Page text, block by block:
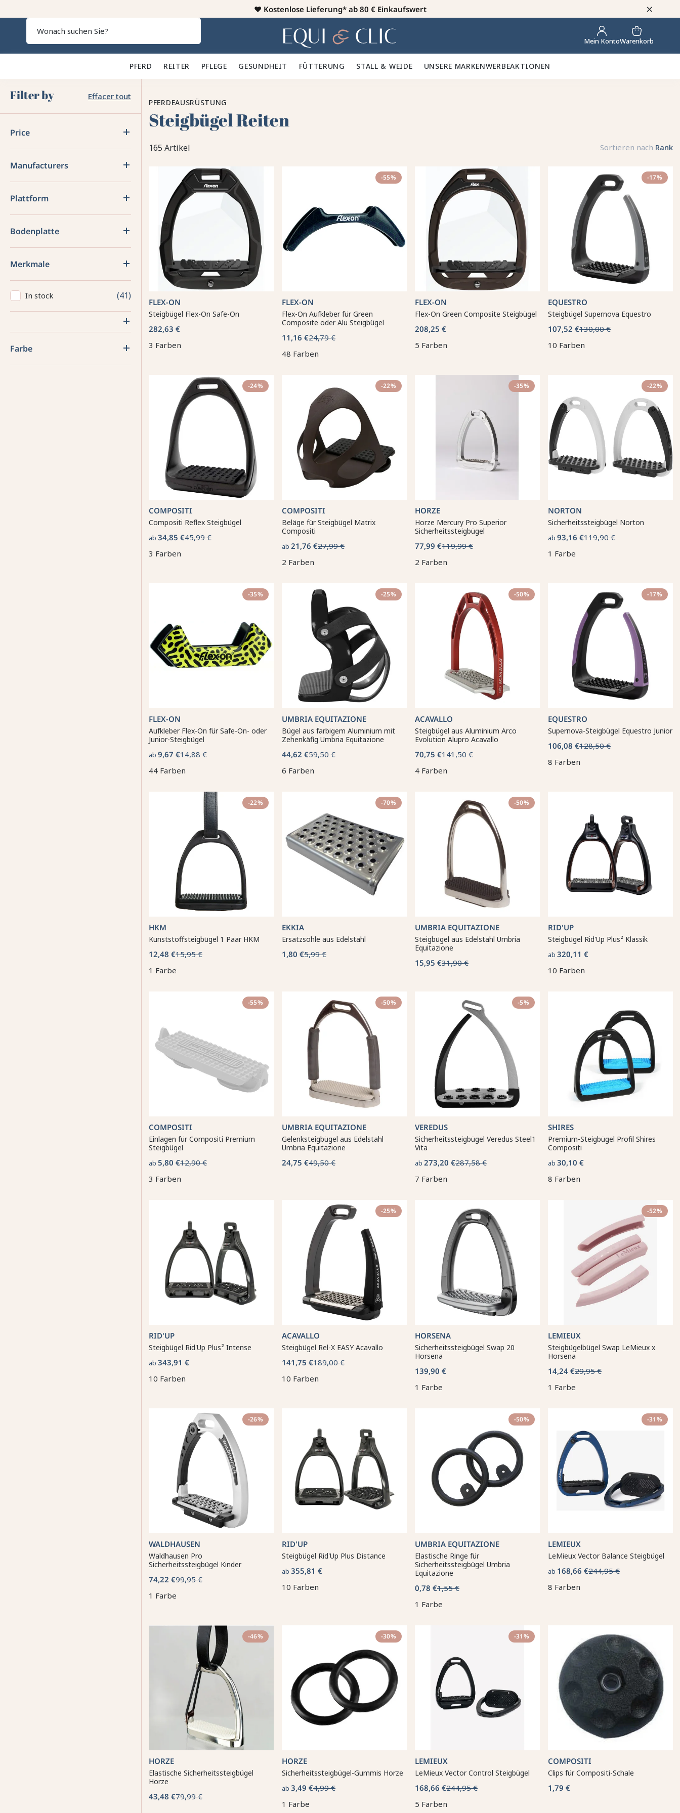
♥️ Kostenlose Lieferung* ab 80 € Einkaufswert ×
Heim Mein KontoWarenkorb
PFERD 🐎 REITER 👕 PFLEGE 🪮 GESUNDHEIT ✨ FÜTTERUNG 🥕 STALL & WEIDE 🍃 UNSERE MARKENWERBEAKTIONEN
Filter by Effacer tout
Price
Manufacturers
Plattform
Bodenplatte
Merkmale
In stock 41
Farbe
PFERDEAUSRÜSTUNG
Steigbügel Reiten
165 Artikel Sortieren nach Rank
FLEX-ON
Steigbügel Flex-On Safe-On
282,63 €
3 Farben
-55%
FLEX-ON
Flex-On Aufkleber für Green
Composite oder Alu Steigbügel
11,16 €24,79 €
48 Farben
FLEX-ON
Flex-On Green Composite Steigbügel
208,25 €
5 Farben
-17%
EQUESTRO
Steigbügel Supernova Equestro
107,52 €130,00 €
10 Farben
-24%
COMPOSITI
Compositi Reflex Steigbügel
ab 34,85 €45,99 €
3 Farben
-22%
COMPOSITI
Beläge für Steigbügel Matrix
Compositi
ab 21,76 €27,99 €
2 Farben
-35%
HORZE
Horze Mercury Pro Superior
Sicherheitssteigbügel
77,99 €119,99 €
2 Farben
-22%
NORTON
Sicherheitssteigbügel Norton
ab 93,16 €119,90 €
1 Farbe
-35%
FLEX-ON
Aufkleber Flex-On für Safe-On- oder
Junior-Steigbügel
ab 9,67 €14,88 €
44 Farben
-25%
UMBRIA EQUITAZIONE
Bügel aus farbigem Aluminium mit
Zehenkäfig Umbria Equitazione
44,62 €59,50 €
6 Farben
-50%
ACAVALLO
Steigbügel aus Aluminium Arco
Evolution Alupro Acavallo
70,75 €141,50 €
4 Farben
-17%
EQUESTRO
Supernova-Steigbügel Equestro Junior
106,08 €128,50 €
8 Farben
-22%
HKM
Kunststoffsteigbügel 1 Paar HKM
12,48 €15,95 €
1 Farbe
-70%
EKKIA
Ersatzsohle aus Edelstahl
1,80 €5,99 €
-50%
UMBRIA EQUITAZIONE
Steigbügel aus Edelstahl Umbria
Equitazione
15,95 €31,90 €
RID'UP
Steigbügel Rid'Up Plus² Klassik
ab 320,11 €
10 Farben
-55%
COMPOSITI
Einlagen für Compositi Premium
Steigbügel
ab 5,80 €12,90 €
3 Farben
-50%
UMBRIA EQUITAZIONE
Gelenksteigbügel aus Edelstahl
Umbria Equitazione
24,75 €49,50 €
-5%
VEREDUS
Sicherheitssteigbügel Veredus Steel1
Vita
ab 273,20 €287,58 €
7 Farben
SHIRES
Premium-Steigbügel Profil Shires
Compositi
ab 30,10 €
8 Farben
RID'UP
Steigbügel Rid'Up Plus² Intense
ab 343,91 €
10 Farben
-25%
ACAVALLO
Steigbügel Rel-X EASY Acavallo
141,75 €189,00 €
10 Farben
HORSENA
Sicherheitssteigbügel Swap 20
Horsena
139,90 €
1 Farbe
-52%
LEMIEUX
Steigbügelbügel Swap LeMieux x
Horsena
14,24 €29,95 €
1 Farbe
-26%
WALDHAUSEN
Waldhausen Pro
Sicherheitssteigbügel Kinder
74,22 €99,95 €
1 Farbe
RID'UP
Steigbügel Rid'Up Plus Distance
ab 355,81 €
10 Farben
-50%
UMBRIA EQUITAZIONE
Elastische Ringe für
Sicherheitssteigbügel Umbria
Equitazione
0,78 €1,55 €
1 Farbe
-31%
LEMIEUX
LeMieux Vector Balance Steigbügel
ab 168,66 €244,95 €
8 Farben
-46%
HORZE
Elastische Sicherheitssteigbügel
Horze
43,48 €79,99 €
-30%
HORZE
Sicherheitssteigbügel-Gummis Horze
ab 3,49 €4,99 €
1 Farbe
-31%
LEMIEUX
LeMieux Vector Control Steigbügel
168,66 €244,95 €
5 Farben
COMPOSITI
Clips für Compositi-Schale
1,79 €